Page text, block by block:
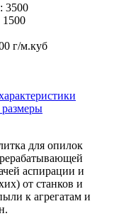
3500
1500
г/м.куб
для опилок
аспирации и
от станков и
к агрегатам и